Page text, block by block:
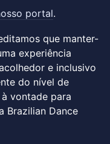
portal.
que manter-
experiência
e inclusivo
do nível de
vontade para
Brazilian Dance